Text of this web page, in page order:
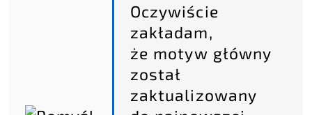
Oczywiście
zakładam,
że motyw główny
został
zaktualizowany